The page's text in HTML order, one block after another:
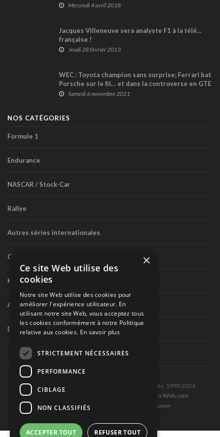
Mercredi 4 avril 2018
Jacques Villeneuve sera analyste F1 à la télé...
française !
Jeudi 28 février 2013
WEC : Toyota champion sans surprise; Ferrari bat
Porsche sur le fil… et dans la controverse en GTE
!
Samedi 6 novembre 2021
NOS CATÉGORIES
Formule 1
Endurance
NASCAR / Stock-Car
Rallye
Autres séries internationales
Circuit routier canadien
Karting
Autres séries nationales
Divers
Tous droits réservés © Les Éditions Pole-Position inc. 1990-2026
Ce site est produit et hébergé par Montréal-Photo-Web.com
Politique de confidentialité et Conditions d’utilisation
×
Ce site Web utilise des
cookies
Notre site Web utilise des cookies pour
améliorer l'expérience utilisateur. En
utilisant notre site Web, vous acceptez tous
les cookies conformément à notre Politique
relative aux cookies. En savoir plus
STRICTEMENT NÉCESSAIRES
PERFORMANCE
CIBLAGE
NON CLASSIFIÉS
ACCEPTER TOUT REFUSER TOUT